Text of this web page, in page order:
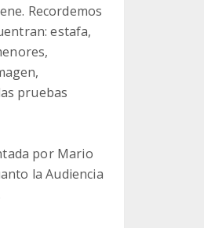
Recordemos
estafa,
pruebas
por Mario
la Audiencia